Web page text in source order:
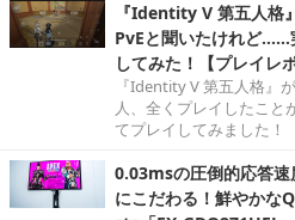
『Identity V 第五人格
PvEと聞いたけれど……
してみた！【プレイレポ
『Identity V 第五人格』
人、全くプレイしたこと
てプレイしてみました！
0.03msの圧倒的応答
にこだわる！鮮やかな